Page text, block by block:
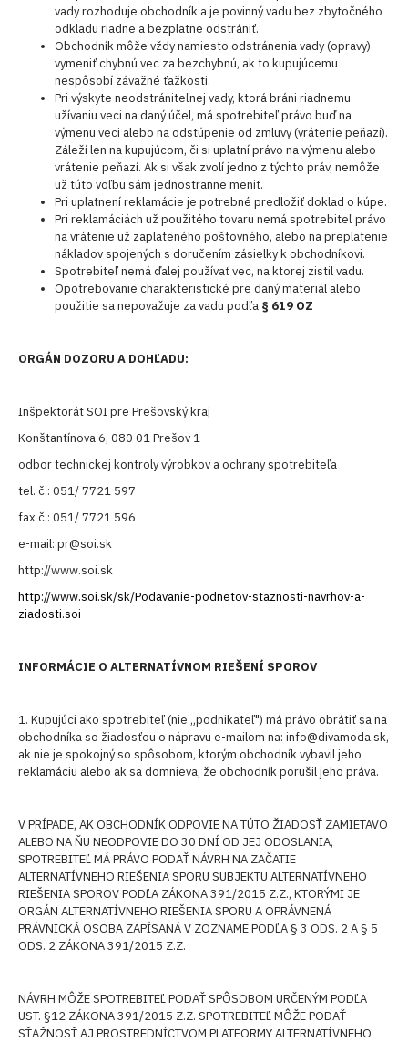
vady rozhoduje obchodník a je povinný vadu bez zbytočného
odkladu riadne a bezplatne odstrániť.
Obchodník môže vždy namiesto odstránenia vady (opravy)
vymeniť chybnú vec za bezchybnú, ak to kupujúcemu
nespôsobí závažné ťažkosti.
Pri výskyte neodstrániteľnej vady, ktorá bráni riadnemu
užívaniu veci na daný účel, má spotrebiteľ právo buď na
výmenu veci alebo na odstúpenie od zmluvy (vrátenie peňazí).
Záleží len na kupujúcom, či si uplatní právo na výmenu alebo
vrátenie peňazí. Ak si však zvolí jedno z týchto práv, nemôže
už túto voľbu sám jednostranne meniť.
Pri uplatnení reklamácie je potrebné predložiť doklad o kúpe.
Pri reklamáciách už použitého tovaru nemá spotrebiteľ právo
na vrátenie už zaplateného poštovného, alebo na preplatenie
nákladov spojených s doručením zásielky k obchodníkovi.
Spotrebiteľ nemá ďalej používať vec, na ktorej zistil vadu.
Opotrebovanie charakteristické pre daný materiál alebo
použitie sa nepovažuje za vadu podľa § 619 OZ
ORGÁN DOZORU A DOHĽADU:
Inšpektorát SOI pre Prešovský kraj
Konštantínova 6, 080 01 Prešov 1
odbor technickej kontroly výrobkov a ochrany spotrebiteľa
tel. č.: 051/ 7721 597
fax č.: 051/ 7721 596
e-mail: pr@soi.sk
http://www.soi.sk
http://www.soi.sk/sk/Podavanie-podnetov-staznosti-navrhov-a-
ziadosti.soi
INFORMÁCIE O ALTERNATÍVNOM RIEŠENÍ SPOROV
1. Kupujúci ako spotrebiteľ (nie „podnikateľ") má právo obrátiť sa na
obchodníka so žiadosťou o nápravu e-mailom na: info@divamoda.sk,
ak nie je spokojný so spôsobom, ktorým obchodník vybavil jeho
reklamáciu alebo ak sa domnieva, že obchodník porušil jeho práva.
V PRÍPADE, AK OBCHODNÍK ODPOVIE NA TÚTO ŽIADOSŤ ZAMIETAVO
ALEBO NA ŇU NEODPOVIE DO 30 DNÍ OD JEJ ODOSLANIA,
SPOTREBITEĽ MÁ PRÁVO PODAŤ NÁVRH NA ZAČATIE
ALTERNATÍVNEHO RIEŠENIA SPORU SUBJEKTU ALTERNATÍVNEHO
RIEŠENIA SPOROV PODĽA ZÁKONA 391/2015 Z.Z., KTORÝMI JE
ORGÁN ALTERNATÍVNEHO RIEŠENIA SPORU A OPRÁVNENÁ
PRÁVNICKÁ OSOBA ZAPÍSANÁ V ZOZNAME PODĽA § 3 ODS. 2 A § 5
ODS. 2 ZÁKONA 391/2015 Z.Z.
NÁVRH MÔŽE SPOTREBITEĽ PODAŤ SPÔSOBOM URČENÝM PODĽA
UST. §12 ZÁKONA 391/2015 Z.Z. SPOTREBITEĽ MÔŽE PODAŤ
SŤAŽNOSŤ AJ PROSTREDNÍCTVOM PLATFORMY ALTERNATÍVNEHO